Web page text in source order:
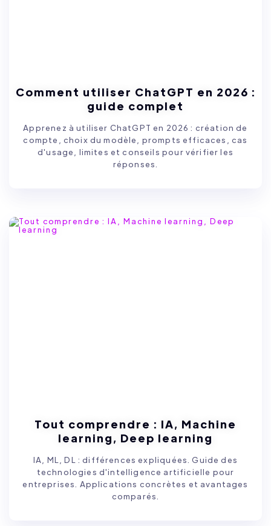
Comment utiliser ChatGPT en 2026 :
guide complet
Apprenez à utiliser ChatGPT en 2026 : création de
compte, choix du modèle, prompts efficaces, cas
d'usage, limites et conseils pour vérifier les
réponses.
Tout comprendre : IA, Machine
learning, Deep learning
IA, ML, DL : différences expliquées. Guide des
technologies d'intelligence artificielle pour
entreprises. Applications concrètes et avantages
comparés.